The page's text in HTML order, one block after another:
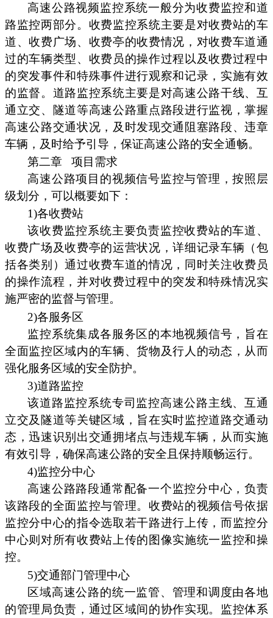
高速公路视频监控系统一般分为收费监控和道
路监控两部分。收费监控系统主要是对收费站的车
道、收费广场、收费亭的收费情况，对收费车道通
过的车辆类型、收费员的操作过程以及收费过程中
的突发事件和特殊事件进行观察和记录，实施有效
的监督。道路监控系统主要是对高速公路干线、互
通立交、隧道等高速公路重点路段进行监视，掌握
高速公路交通状况，及时发现交通阻塞路段、违章
车辆，及时给予引导，保证高速公路的安全通畅。
第二章
项目需求
高速公路项目的视频信号监控与管理，按照层
级划分，可以概要如下：
1)各收费站
该收费监控系统主要负责监控收费站的车道、
收费广场及收费亭的运营状况，详细记录车辆（包
括各类别）通过收费车道的情况，同时关注收费员
的操作流程，并对收费过程中的突发和特殊情况实
施严密的监督与管理。
2)各服务区
监控系统集成各服务区的本地视频信号，旨在
全面监控区域内的车辆、货物及行人的动态，从而
强化服务区域的安全防护。
3)道路监控
该道路监控系统专司监控高速公路主线、互通
立交及隧道等关键区域，旨在实时监控道路交通动
态，迅速识别出交通拥堵点与违规车辆，从而实施
有效引导，确保高速公路的安全且保持顺畅运行。
4)监控分中心
高速公路路段通常配备一个监控分中心，负责
该路段的全面监控与管理。收费站的视频信号依据
监控分中心的指令选取若干路进行上传，而监控分
中心则对所有收费站上传的图像实施统一监控和操
控。
5)交通部门管理中心
区域高速公路的统一监管、管理和调度由各地
的管理局负责，通过区域间的协作实现。监控体系